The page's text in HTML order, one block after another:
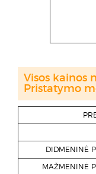
DIDMENINĖ
MAŽMENINĖ
Visos kainos
Pristatymo